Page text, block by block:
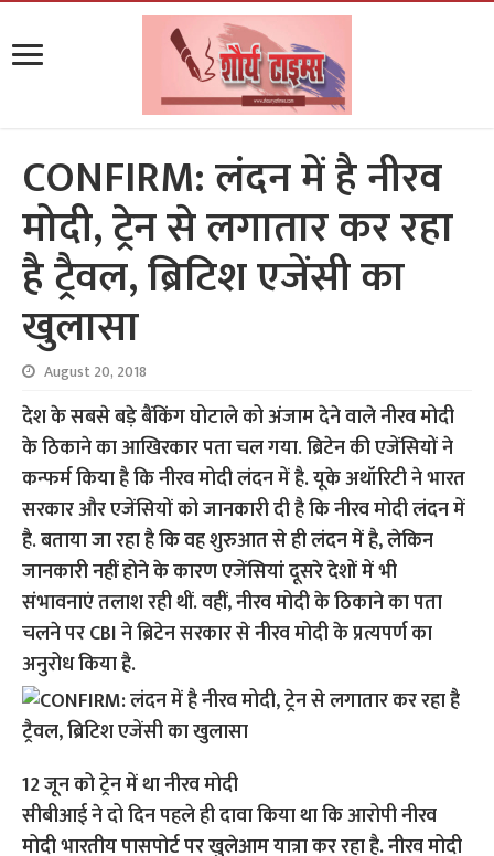
CONFIRM: लंदन में है नीरव
मोदी, ट्रेन से लगातार कर रहा
है ट्रैवल, ब्रिटिश एजेंसी का
खुलासा
August 20, 2018
देश के सबसे बड़े बैंकिंग घोटाले को अंजाम देने वाले नीरव मोदी
के ठिकाने का आखिरकार पता चल गया. ब्रिटेन की एजेंसियों ने
कन्फर्म किया है कि नीरव मोदी लंदन में है. यूके अथॉरिटी ने भारत
सरकार और एजेंसियों को जानकारी दी है कि नीरव मोदी लंदन में
है. बताया जा रहा है कि वह शुरुआत से ही लंदन में है, लेकिन
जानकारी नहीं होने के कारण एजेंसियां दूसरे देशों में भी
संभावनाएं तलाश रही थीं. वहीं, नीरव मोदी के ठिकाने का पता
चलने पर CBI ने ब्रिटेन सरकार से नीरव मोदी के प्रत्यपर्ण का
अनुरोध किया है.
12 जून को ट्रेन में था नीरव मोदी
सीबीआई ने दो दिन पहले ही दावा किया था कि आरोपी नीरव
मोदी भारतीय पासपोर्ट पर खुलेआम यात्रा कर रहा है. नीरव मोदी